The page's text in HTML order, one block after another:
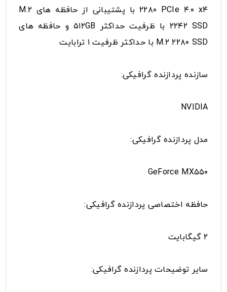
۲۲۸۰ PCIe ۴.۰ x۴ با پشتیبانی از حافظه های M.۲
۲۲۴۲ SSD با ظرفیت حداکثر ۵۱۲GB و حافظه های
M.۲ ۲۲۸۰ SSD با حداکثر ظرفیت ۱ ترابایت
سازنده پردازنده گرافیکی:
NVIDIA
مدل پردازنده گرافیکی:
GeForce MX۵۵۰
حافظه اختصاصی پردازنده گرافیکی:
۲ گیگابایت
سایر توضیحات پردازنده گرافیکی: